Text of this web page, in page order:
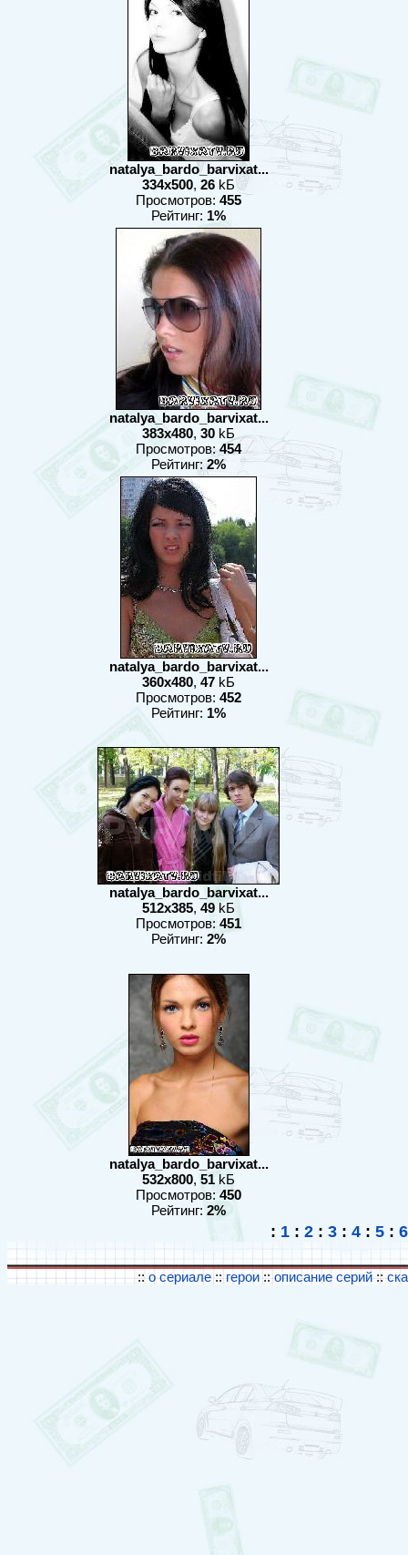
natalya_bardo_barvixat...
334x500, 26 kБ
Просмотров: 455
Рейтинг: 1%
natalya_bardo_barvixat...
383x480, 30 kБ
Просмотров:454
Рейтинг:2%
natalya_bardo_barvixat...
360x480, 47 kБ
Просмотров: 452
Рейтинг: 1%
natalya_bardo_barvixat...
512x385, 49 kБ
Просмотров: 451
Рейтинг: 2%
natalya_bardo_barvixat...
532x800, 51 kБ
Просмотров: 450
Рейтинг: 2%
: 1 : 2 : 3 : 4 : 5 : 6
:: о сериале:: герои::описание серий::